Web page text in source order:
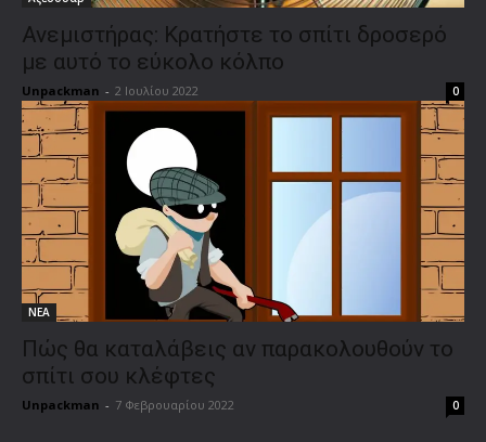
Ανεμιστήρας: Κρατήστε το σπίτι δροσερό
με αυτό το εύκολο κόλπο
Unpackman - 2 Ιουλίου 2022 0
ΝΕΑ
Πώς θα καταλάβεις αν παρακολουθούν το
σπίτι σου κλέφτες
Unpackman - 7 Φεβρουαρίου 2022 0